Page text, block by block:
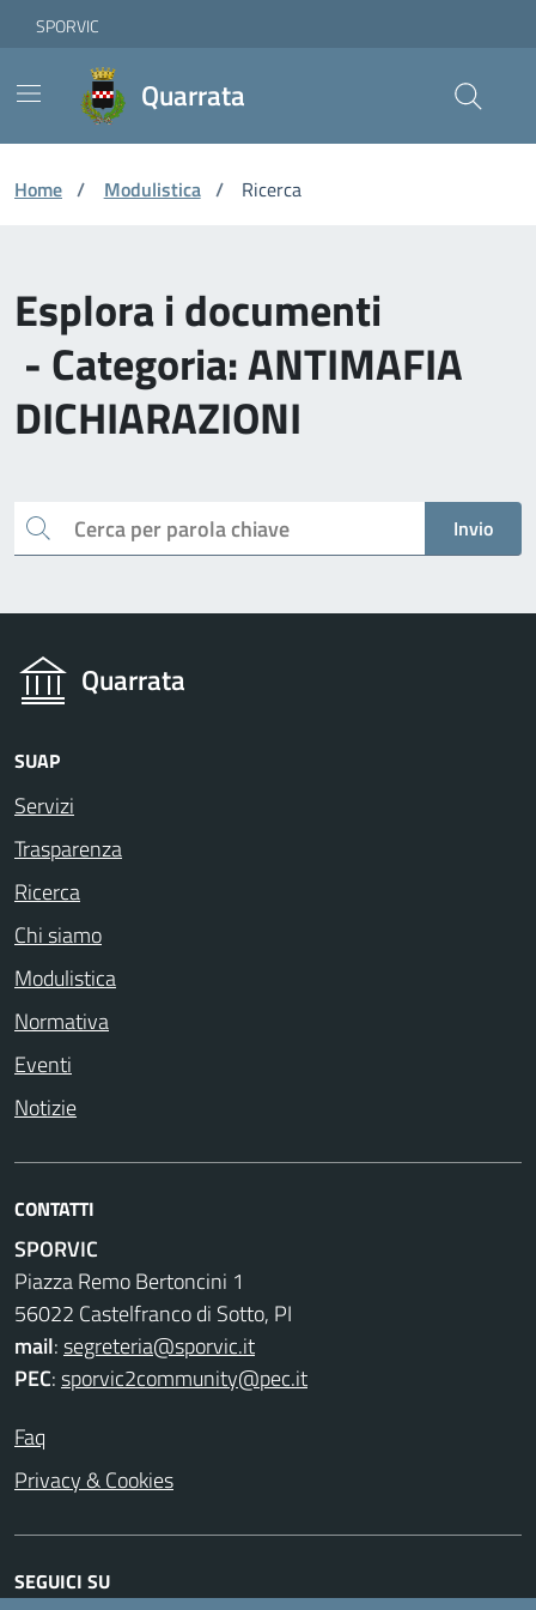
Skip to Main Content
Vai ai contenuti
Vai al footer
SPORVIC
Quarrata
Home / Modulistica / Ricerca
Esplora i documenti
- Categoria: ANTIMAFIA
DICHIARAZIONI
Cerca Invio
Quarrata
SUAP
Servizi
Trasparenza
Ricerca
Chi siamo
Modulistica
Normativa
Eventi
Notizie
CONTATTI
SPORVIC
Piazza Remo Bertoncini 1
56022 Castelfranco di Sotto, PI
mail:segreteria@sporvic.it
PEC:sporvic2community@pec.it
Faq
Privacy & Cookies
SEGUICI SU